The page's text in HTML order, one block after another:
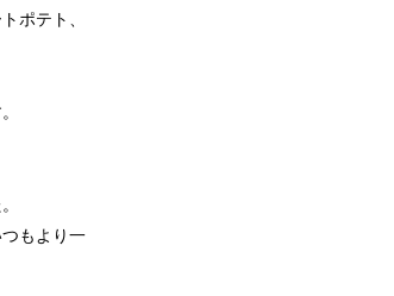
ポテト、
もより一